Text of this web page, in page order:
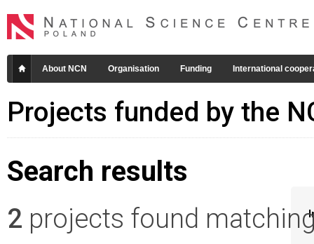
About NCN Organisation Funding International
Projects funded by the
Search results
2 projects found